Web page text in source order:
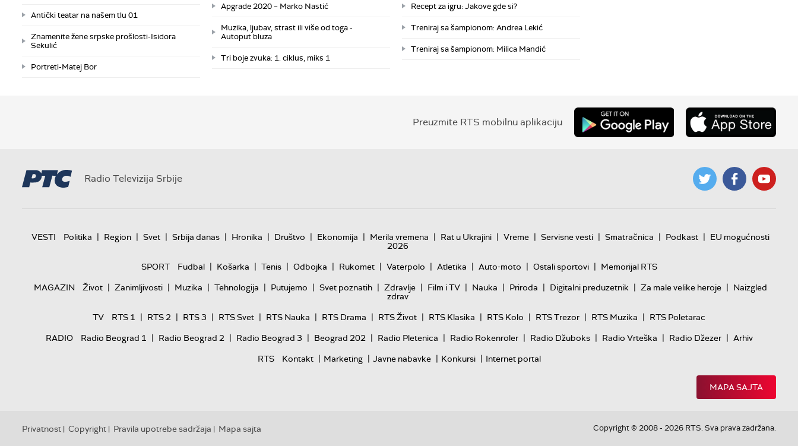
Antički teatar na našem tlu 01
Znamenite žene srpske prošlosti-Isidora
Sekulić
Portreti-Matej Bor
Apgrade 2020 – Marko Nastić
Muzika, ljubav, strast ili više od toga -
Autoput bluza
Tri boje zvuka: 1. ciklus, miks 1
Recept za igru: Jakove gde si?
Treniraj sa šampionom: Andrea Lekić
Treniraj sa šampionom: Milica Mandić
Preuzmite RTS mobilnu aplikaciju
Radio Televizija Srbije
VESTI Politika | Region | Svet | Srbija danas | Hronika | Društvo | Ekonomija | Merila vremena | Rat u Ukrajini | Vreme | Servisne vesti | Smatračnica | Podkast | EU mogućnosti
2026
SPORT
Fudbal | Košarka | Tenis | Odbojka | Rukomet | Vaterpolo | Atletika | Auto-moto | Ostali sportovi | Memorijal RTS
MAGAZIN
Život | Zanimljivosti | Muzika | Tehnologija | Putujemo | Svet poznatih | Zdravlje | Film i TV | Nauka | Priroda | Digitalni preduzetnik | Za male velike heroje | Naizgled
zdrav
TV
RTS 1 | RTS 2 | RTS 3 | RTS Svet | RTS Nauka | RTS Drama | RTS Život | RTS Klasika | RTS Kolo | RTS Trezor | RTS Muzika | RTS Poletarac
RADIO
Radio Beograd 1 | Radio Beograd 2 | Radio Beograd 3 | Beograd 202 | Radio Pletenica | Radio Rokenroler | Radio Džuboks | Radio Vrteška | Radio Džezer | Arhiv
RTS
Kontakt | Marketing | Javne nabavke | Konkursi | Internet portal
MAPA SAJTA
Privatnost | Copyright | Pravila upotrebe sadržaja | Mapa sajta Copyright © 2008 - 2026 RTS. Sva prava zadržana.